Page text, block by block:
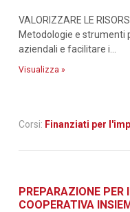
VALORIZZARE LE
Metodologie e strumenti
aziendali e facilitare i...
Visualizza »
Corsi: Finanziati per
PREPARAZIONE
COOPERATIVA